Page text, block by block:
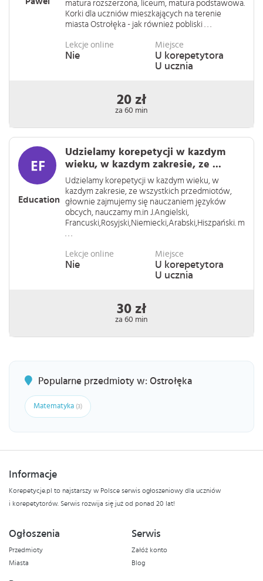
matura rozszerzona, liceum, matura podstawowa.
Korki dla uczniów mieszkających na terenie
miasta Ostrołęka - jak również pobliski . . .
Lekcje online
Nie
Miejsce
U korepetytora
U ucznia
20 zł
za 60 min
Education
Udzielamy korepetycji w kazdym
wieku, w kazdym zakresie, ze ...
Udzielamy korepetycji w kazdym wieku, w
kazdym zakresie, ze wszystkich przedmiotów,
głownie zajmujemy się nauczaniem języków
obcych, nauczamy m.in J.Angielski,
Francuski,Rosyjski,Niemiecki,Arabski,Hiszpański. m
. . .
Lekcje online
Nie
Miejsce
U korepetytora
U ucznia
30 zł
za 60 min
Popularne przedmioty w: Ostrołęka
Matematyka (3)
Informacje
Korepetycje.pl to najstarszy w Polsce serwis ogłoszeniowy dla uczniów
i korepetytorów. Serwis rozwija się już od ponad 20 lat!
Ogłoszenia
Przedmioty
Miasta
Serwis
Załóż konto
Blog